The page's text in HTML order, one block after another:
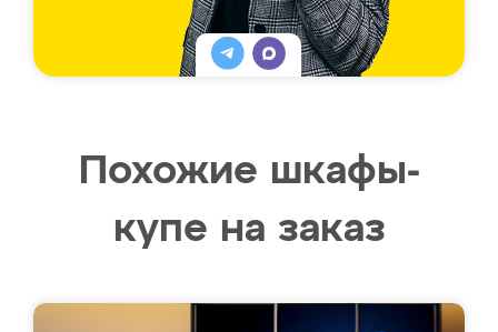
Похожие шкафы-
купе на заказ